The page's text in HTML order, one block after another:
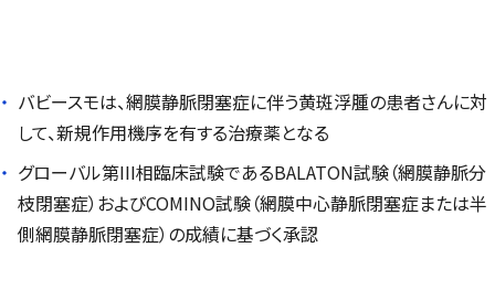
バビースモは、網膜静脈閉塞症に伴う黄斑浮腫の患者さんに対
して、新規作用機序を有する治療薬となる
グローバル第III相臨床試験であるBALATON試験（網膜静脈分
枝閉塞症）およびCOMINO試験（網膜中心静脈閉塞症または半
側網膜静脈閉塞症）の成績に基づく承認